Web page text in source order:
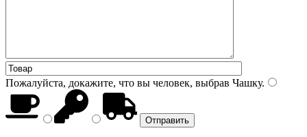
Пожалуйста, докажите, что вы человек, выбрав Чашку.